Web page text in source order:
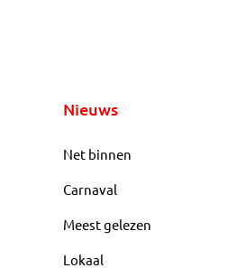
Nieuws
Net binnen
Carnaval
Meest gelezen
Lokaal